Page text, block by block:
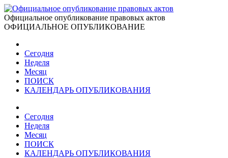
Официальное опубликование правовых актов
ОФИЦИАЛЬНОЕ ОПУБЛИКОВАНИЕ
Сегодня
Неделя
Месяц
ПОИСК
КАЛЕНДАРЬ ОПУБЛИКОВАНИЯ
Сегодня
Неделя
Месяц
ПОИСК
КАЛЕНДАРЬ ОПУБЛИКОВАНИЯ